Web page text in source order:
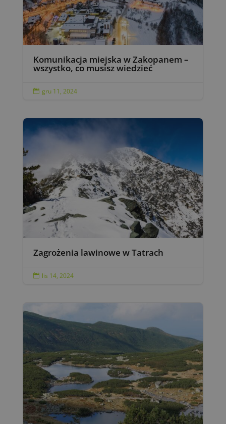
Komunikacja miejska w Zakopanem –
wszystko, co musisz wiedzieć
 gru 11, 2024
Zagrożenia lawinowe w Tatrach
 lis 14, 2024